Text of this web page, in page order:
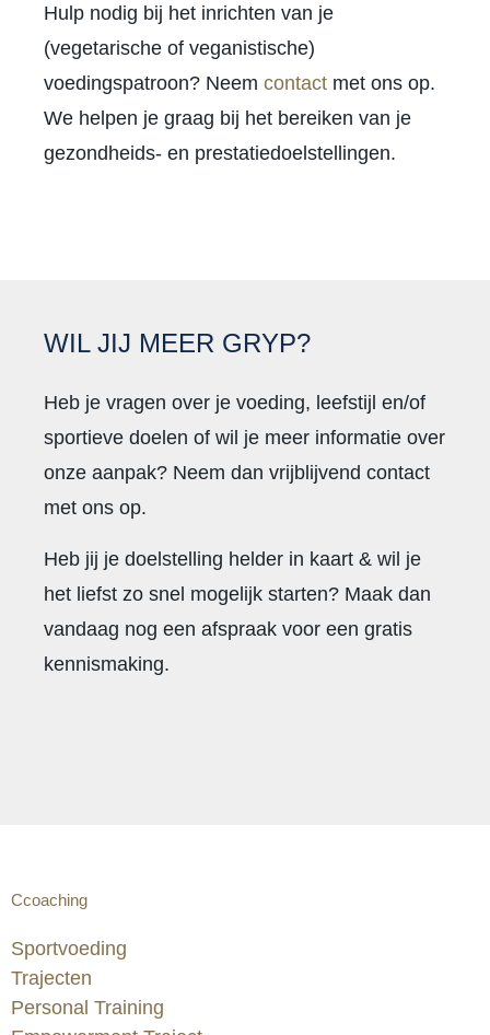
Hulp nodig bij het inrichten van je
(vegetarische of veganistische)
voedingspatroon? Neem contact met ons op.
We helpen je graag bij het bereiken van je
gezondheids- en prestatiedoelstellingen.
WIL JIJ MEER GRYP?
Heb je vragen over je voeding, leefstijl en/of
sportieve doelen of wil je meer informatie over
onze aanpak? Neem dan vrijblijvend contact
met ons op.
Heb jij je doelstelling helder in kaart & wil je
het liefst zo snel mogelijk starten? Maak dan
vandaag nog een afspraak voor een gratis
kennismaking.
Ccoaching
Sportvoeding
Trajecten
Personal Training